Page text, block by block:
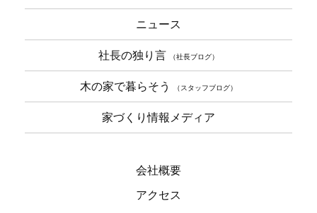
ニュース
社長の独り言 （社長ブログ）
木の家で暮らそう （スタッフブログ）
家づくり情報メディア
会社概要
アクセス